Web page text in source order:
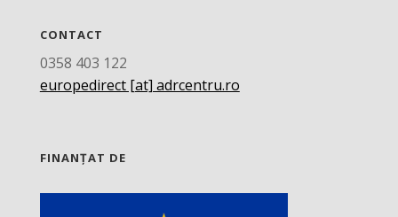
CONTACT
0358 403 122
europedirect [at] adrcentru.ro
FINANȚAT DE